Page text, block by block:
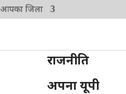
आपका जिला
राजनीति
अपना यूपी